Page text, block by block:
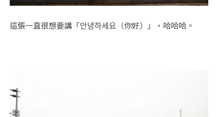
這張一直很想要講「안녕하세요（你好）」，哈哈哈。